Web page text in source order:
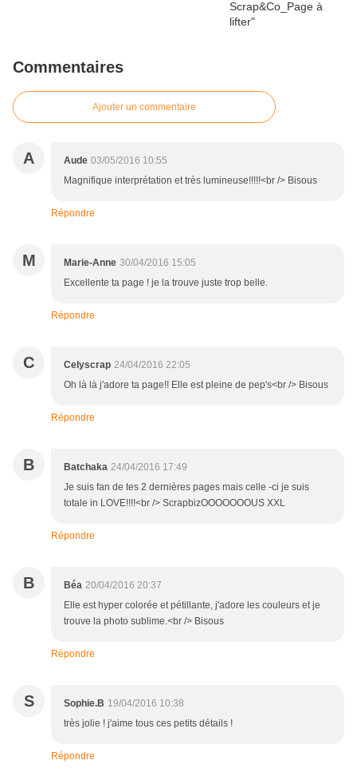
Commentaires
Ajouter un commentaire
A Aude 03/05/2016 10:55
Magnifique interprétation et très lumineuse!!!!!<br /> Bisous
Répondre
M Marie-Anne 30/04/2016 15:05
Excellente ta page ! je la trouve juste trop belle.
Répondre
C Celyscrap 24/04/2016 22:05
Oh là là j'adore ta page!! Elle est pleine de pep's<br /> Bisous
Répondre
B Batchaka 24/04/2016 17:49
Je suis fan de tes 2 dernières pages mais celle -ci je suis
totale in LOVE!!!!<br /> ScrapbizOOOOOOOUS XXL
Répondre
B Béa 20/04/2016 20:37
Elle est hyper colorée et pétillante, j'adore les couleurs et je
trouve la photo sublime.<br /> Bisous
Répondre
S Sophie.B 19/04/2016 10:38
très jolie ! j'aime tous ces petits détails !
Répondre